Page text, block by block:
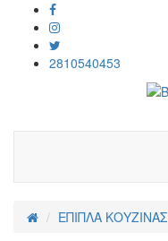
2810540453
ΕΠΙΠΛΑ ΚΟΥΖΙΝΑΣ